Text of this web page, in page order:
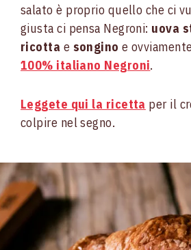
salato è proprio quello che ci
giusta ci pensa Negroni: uova
ricotta e songinoe
100% italiano Negroni.
Leggete qui la ricetta per il
colpire nel segno.